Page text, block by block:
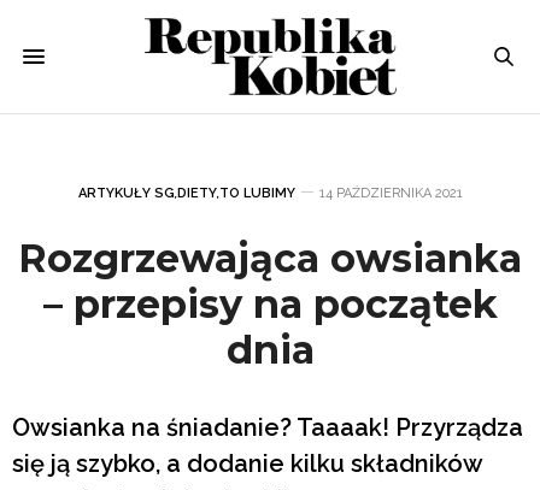
ARTYKUŁY SG,DIETY,TO LUBIMY 14 PAŹDZIERNIKA 2021
Rozgrzewająca owsianka
– przepisy na początek
dnia
Owsianka na śniadanie? Taaaak! Przyrządza
się ją szybko, a dodanie kilku składników